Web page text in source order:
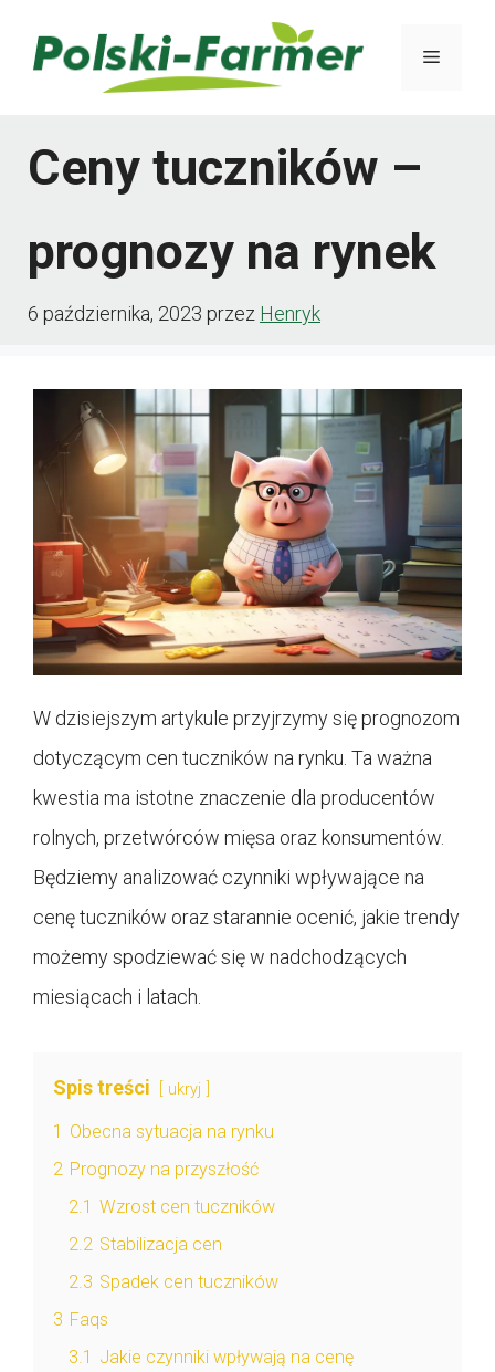
Menu
Ceny tuczników –
prognozy na rynek
6 października, 2023 przez Henryk
W dzisiejszym artykule przyjrzymy się prognozom
dotyczącym cen tuczników na rynku. Ta ważna
kwestia ma istotne znaczenie dla producentów
rolnych, przetwórców mięsa oraz konsumentów.
Będziemy analizować czynniki wpływające na
cenę tuczników oraz starannie ocenić, jakie trendy
możemy spodziewać się w nadchodzących
miesiącach i latach.
Spis treści ukryj
1 Obecna sytuacja na rynku
2 Prognozy na przyszłość
2.1 Wzrost cen tuczników
2.2 Stabilizacja cen
2.3 Spadek cen tuczników
3 Faqs
3.1 Jakie czynniki wpływają na cenę